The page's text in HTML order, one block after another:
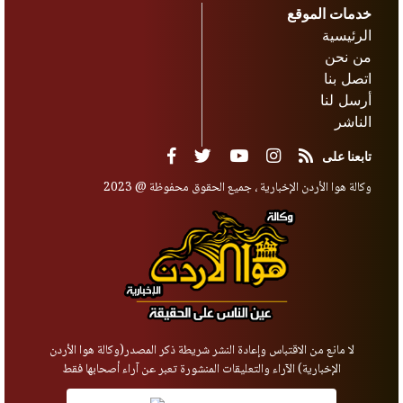
خدمات الموقع
الرئيسية
من نحن
اتصل بنا
أرسل لنا
الناشر
تابعنا على
وكالة هوا الأردن الإخبارية ، جميع الحقوق محفوظة @ 2023
لا مانع من الاقتباس وإعادة النشر شريطة ذكر المصدر(وكالة هوا الأردن
الإخبارية) الآراء والتعليقات المنشورة تعبر عن آراء أصحابها فقط